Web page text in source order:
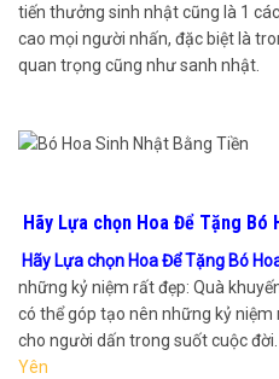
tiến thưởng sinh nhật cũng là 1
cao mọi người nhấn, đặc biệt là
quan trọng cũng như sanh nhật.
Hãy Lựa chọn Hoa Để Tặng Bó
Hãy Lựa chọn Hoa Để Tặng Bó
những kỷ niệm rất đẹp: Quà
có thể góp tạo nên những kỷ
cho người dấn trong suốt cuộc đời.
Yên